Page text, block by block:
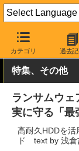
カテゴリ 過去
AKIBA PC Hotline!
特集、その他
ランサムウ
実に守る「最
高耐久HDDを活
ド text by 浅倉